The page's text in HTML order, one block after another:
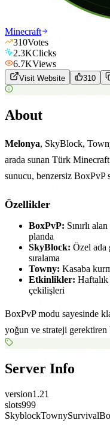
Minecraft
310Votes
2.3KClicks
6.7KViews
Visit Website 310
About
Melonya, SkyBlock,
arada sunan Türk
sunucu, benzersiz BoxPvP
Özellikler
BoxPvP: Sınırlı
planda
SkyBlock: Özel ada
sıralama
Towny: Kasaba
Etkinlikler:
çekilişleri
BoxPvP modu sayesinde
yoğun ve strateji
Server Info
version1.21
slots999
SkyblockTownySurvival